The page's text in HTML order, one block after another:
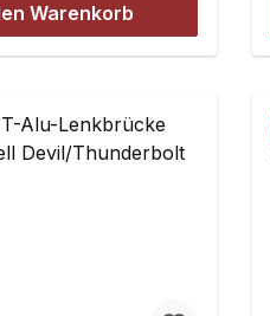
Warenkorb